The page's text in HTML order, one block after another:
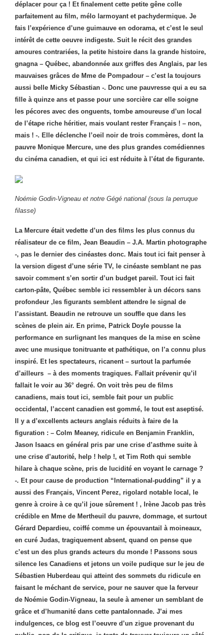
déplacer pour ça ! Et finalement cette petite gêne colle
parfaitement au film, mélo larmoyant et pachydermique. Je
fais l’expérience d’une guimauve en odorama, et c’est le seul
intérêt de cette oeuvre indigeste. Suit le récit des grandes
amoures contrariées, la petite histoire dans la grande histoire,
gnagna – Québec, abandonnée aux griffes des Anglais, par les
mauvaises grâces de Mme de Pompadour – c’est la toujours
aussi belle Micky Sébastian -. Donc une pauvresse qui a eu sa
fille à quinze ans et passe pour une sorcière car elle soigne
les pécores avec des onguents, tombe amoureuse d’un local
de l’étape riche héritier, mais voulant rester Français ! – non,
mais ! -. Elle déclenche l’oeil noir de trois commères, dont la
pauvre Monique Mercure, une des plus grandes comédiennes
du cinéma canadien, et qui ici est réduite à l’état de figurante.
Noémie Godin-Vigneau et notre Gégé national (sous la perruque
filasse)
La Mercure était vedette d’un des films les plus connus du
réalisateur de ce film, Jean Beaudin – J.A. Martin photographe
-, pas le dernier des cinéastes donc. Mais tout ici fait penser à
la version digest d’une série TV, le cinéaste semblant ne pas
savoir comment s’en sortir d’un budget pareil. Tout ici fait
carton-pâte, Québec semble ici ressembler à un décors sans
profondeur ,les figurants semblent attendre le signal de
l’assistant. Beaudin ne retrouve un souffle que dans les
scènes de plein air. En prime, Patrick Doyle pousse la
performance en surlignant les manques de la mise en scène
avec une musique tonitruante et pathétique, on l’a connu plus
inspiré. Et les spectateurs, ricanent – surtout la parfumée
d’ailleurs – à des moments tragiques. Fallait prévenir qu’il
fallait le voir au 36° degré. On voit très peu de films
canadiens, mais tout ici, semble fait pour un public
occidental, l’accent canadien est gommé, le tout est aseptisé.
Il y a d’excellents acteurs anglais réduits à faire de la
figuration : – Colm Meaney, ridicule en Benjamin Franklin,
Jason Isaacs en général pris par une crise d’asthme suite à
une crise d’autorité, help ! help !, et Tim Roth qui semble
hilare à chaque scène, pris de lucidité en voyant le carnage ?
-. Et pour cause de production “International-pudding” il y a
aussi des Français, Vincent Perez, rigolard notable local, le
genre à croire à ce qu’il joue sûrement ! , Irène Jacob pas très
crédible en Mme de Mertheuil du pauvre, dommage, et surtout
Gérard Depardieu, coiffé comme un épouvantail à moineaux,
en curé Judas, tragiquement absent, quand on pense que
c’est un des plus grands acteurs du monde ! Passons sous
silence les Canadiens et jetons un voile pudique sur le jeu de
Sébastien Huberdeau qui atteint des sommets du ridicule en
faisant le méchant de service, pour ne sauver que la ferveur
de Noémie Godin-Vigneau, la seule à amener un semblant de
grâce et d’humanité dans cette pantalonnade. J’ai mes
indulgences, ce blog est l’oeuvre d’un zigue provenant du